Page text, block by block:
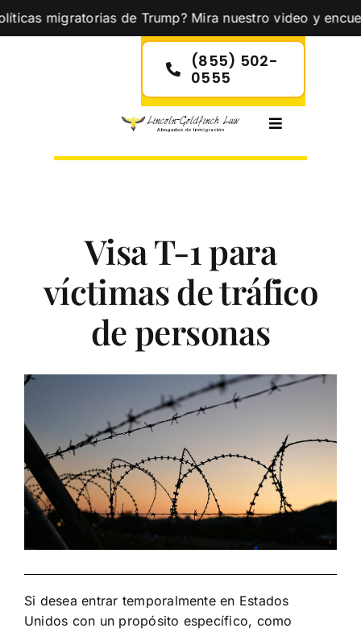
Skip
migratorias de Trump? Mira nuestro video y
(855) 502-
0555
Toggle
Visa T-1 para
víctimas de tráfico
de personas
Si desea entrar temporalmente en Estados
Unidos con un propósito específico, como